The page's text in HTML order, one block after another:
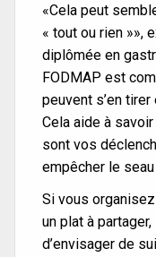
«Cela peut
« tout ou rien »»,
diplômée en
FODMAP est
peuvent s’en
Cela aide à
sont vos
empêcher le
Si vous
un plat à
d’envisager de